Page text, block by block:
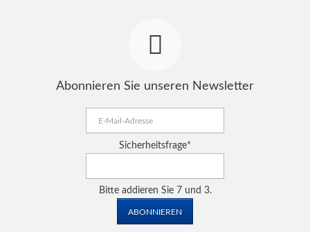
Abonnieren Sie unseren Newsletter
Adresse
Pflichtfeld
Sicherheitsfrage*
Bitte addieren Sie 7 und 3.
ABONNIEREN